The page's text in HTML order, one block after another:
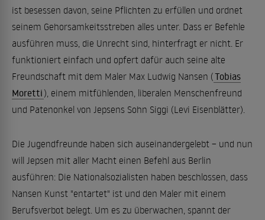
ist besessen davon, seine Pflichten zu erfüllen und ordnet
seinem Gehorsamkeitsstreben alles unter. Dass er Befehle
ausführen muss, die Unrecht sind, hinterfragt er nicht. Er
funktioniert einfach und opfert dafür auch seine alte
Freundschaft mit dem Maler Max Ludwig Nansen (Tobias
Moretti ), einem mitfühlenden, liberalen Menschenfreund
und Patenonkel von Jepsens Sohn Siggi (Levi Eisenblätter).
Die Jugendfreunde haben sich auseinandergelebt – und nun
will Jepsen mit aller Macht einen Befehl aus Berlin
ausführen: Die Nationalsozialisten haben beschlossen, dass
Nansen Kunst "entartet" ist und den Maler mit einem
Berufsverbot belegt. Um es zu überwachen, spannt der